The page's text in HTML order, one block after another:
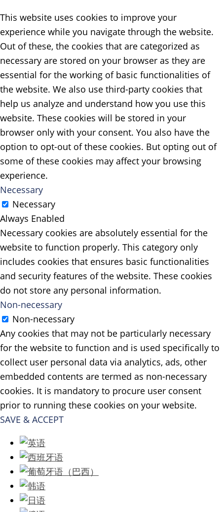
This website uses cookies to improve your
experience while you navigate through the website.
Out of these, the cookies that are categorized as
necessary are stored on your browser as they are
essential for the working of basic functionalities of
the website. We also use third-party cookies that
help us analyze and understand how you use this
website. These cookies will be stored in your
browser only with your consent. You also have the
option to opt-out of these cookies. But opting out of
some of these cookies may affect your browsing
experience.
Necessary
Necessary
Always Enabled
Necessary cookies are absolutely essential for the
website to function properly. This category only
includes cookies that ensures basic functionalities
and security features of the website. These cookies
do not store any personal information.
Non-necessary
Non-necessary
Any cookies that may not be particularly necessary
for the website to function and is used specifically to
collect user personal data via analytics, ads, other
embedded contents are termed as non-necessary
cookies. It is mandatory to procure user consent
prior to running these cookies on your website.
SAVE & ACCEPT